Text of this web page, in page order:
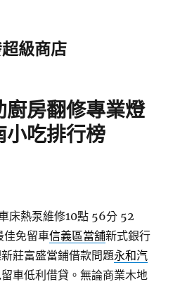
級商店
廚房翻修專業燈
小吃排行榜
床熱泵維修10點 56分 52
佳免留車信義區當舖新式銀行
莊富盛當鋪借款問題永和汽
車低利借貸。無論商業木地